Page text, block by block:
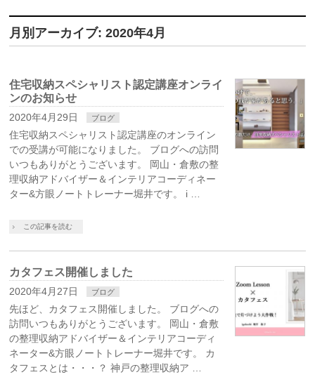
月別アーカイブ: 2020年4月
住宅収納スペシャリスト認定講座オンライ
ンのお知らせ
2020年4月29日 ブログ
住宅収納スペシャリスト認定講座のオンライン
での受講が可能になりました。 ブログへの訪問
いつもありがとうございます。 岡山・倉敷の整
理収納アドバイザー＆インテリアコーディネー
ター&方眼ノートトレーナー堀井です。 i …
この記事を読む
カタフェス開催しました
2020年4月27日 ブログ
先ほど、カタフェス開催しました。 ブログへの
訪問いつもありがとうございます。 岡山・倉敷
の整理収納アドバイザー＆インテリアコーディ
ネーター&方眼ノートトレーナー堀井です。 カ
タフェスとは・・・？ 神戸の整理収納ア …